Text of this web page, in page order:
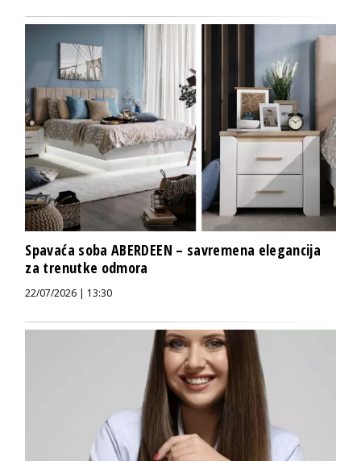
Spavaća soba ABERDEEN – savremena elegancija
za trenutke odmora
22/07/2026 | 13:30